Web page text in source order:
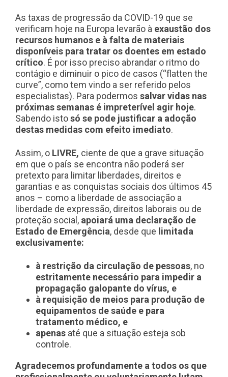
As taxas de progressão da COVID-19 que se
verificam hoje na Europa levarão à exaustão dos
recursos humanos e à falta de materiais
disponíveis para tratar os doentes em estado
crítico. É por isso preciso abrandar o ritmo do
contágio e diminuir o pico de casos (“flatten the
curve”, como tem vindo a ser referido pelos
especialistas). Para podermos salvar vidas nas
próximas semanas é impreterível agir hoje.
Sabendo istosó se pode justificar a adoção
destas medidas com efeito imediato.
Assim, o LIVRE, ciente de que a grave situação
em que o país se encontra não poderá ser
pretexto para limitar liberdades, direitos e
garantias e as conquistas sociais dos últimos 45
anos – como a liberdade de associação a
liberdade de expressão, direitos laborais ou de
proteção social, apoiará uma declaração de
Estado de Emergência, desde que limitada
exclusivamente:
à restrição da circulação de pessoas, no
estritamente necessário para impedir a
propagação galopante do vírus, e
à requisição de meios para produção de
equipamentos de saúde e para
tratamento médico, e
apenas até que a situação esteja sob
controle.
Agradecemos profundamente a todos os que